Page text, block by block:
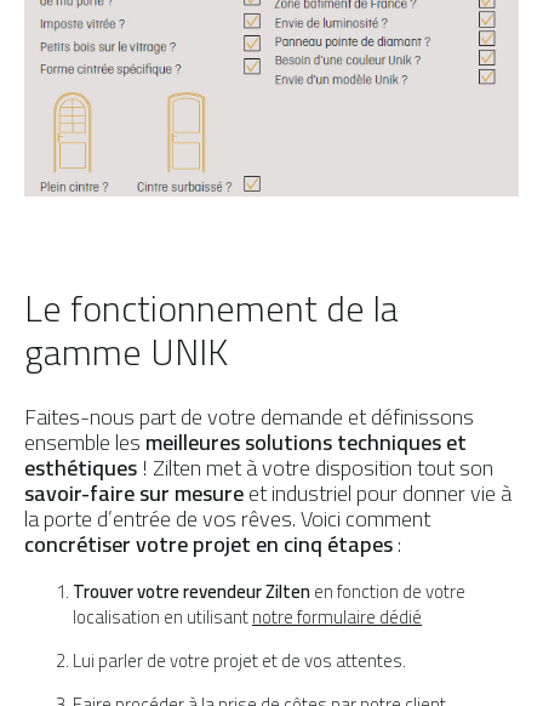
Le fonctionnement de la
gamme UNIK
Faites-nous part de votre demande et définissons
ensemble lesmeilleures solutions techniques et
esthétiques! Zilten met à votre disposition tout son
savoir-faire sur mesureet industriel pour donner vie à
la porte d’entrée de vos rêves. Voici comment
concrétiser votre projet en cinq étapes:
Trouver votre revendeur Ziltenen fonction de votre
localisation en utilisantnotre formulaire dédié
Lui parler de votre projet et de vos attentes.